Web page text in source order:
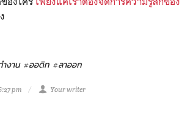
งาน #ออดิท #ลาออก
pm Your writer